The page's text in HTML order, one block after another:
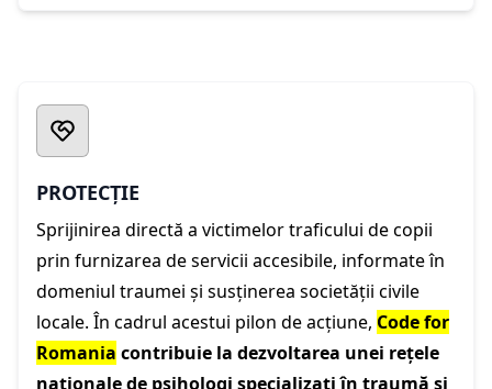
PROTECȚIE
Sprijinirea directă a victimelor traficului de copii
prin furnizarea de servicii accesibile, informate în
domeniul traumei și susținerea societății civile
locale. În cadrul acestui pilon de acțiune, Code for
Romania contribuie la dezvoltarea unei rețele
naționale de psihologi specializați în traumă și